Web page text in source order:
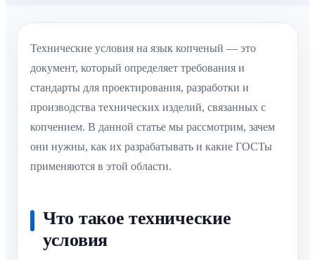
Технические условия на язык копченый — это
документ, который определяет требования и
стандарты для проектирования, разработки и
производства технических изделий, связанных с
копчением. В данной статье мы рассмотрим, зачем
они нужны, как их разрабатывать и какие ГОСТы
применяются в этой области.
Что такое технические
условия